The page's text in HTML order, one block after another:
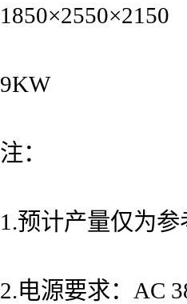
1850×2550×2150
9KW
注：
1.预计产量仅为
2.电源要求：AC